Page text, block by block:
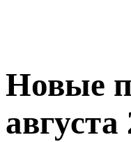
Новые
августа